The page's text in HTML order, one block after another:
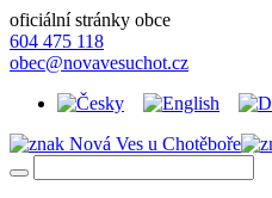
oficiální stránky obce
604 475 118
obec@novavesuchot.cz